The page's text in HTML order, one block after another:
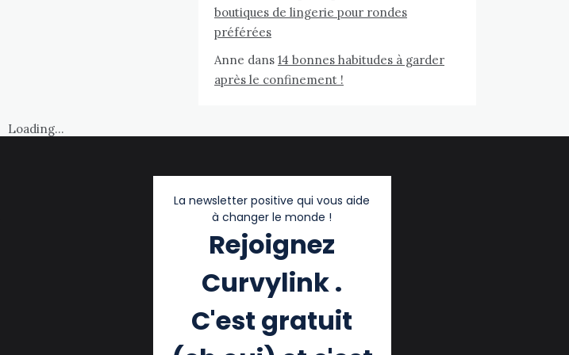
boutiques de lingerie pour rondes
préférées
Anne dans 14 bonnes habitudes à garder
après le confinement !
Loading...
La newsletter positive qui vous aide
à changer le monde !
Rejoignez
Curvylink .
C'est gratuit